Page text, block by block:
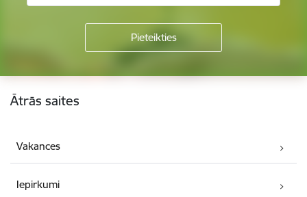
Kājene
Ātrās saites
Vakances
Iepirkumi